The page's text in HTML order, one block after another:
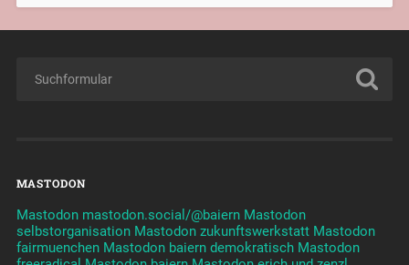
MASTODON
Mastodon mastodon.social/@baiern Mastodon
selbstorganisation Mastodon zukunftswerkstatt Mastodon
fairmuenchen Mastodon baiern demokratisch Mastodon